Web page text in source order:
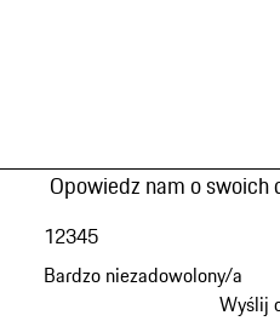
Opowiedz nam o
Bardzo niezadowolony/a
12345
Wyślij